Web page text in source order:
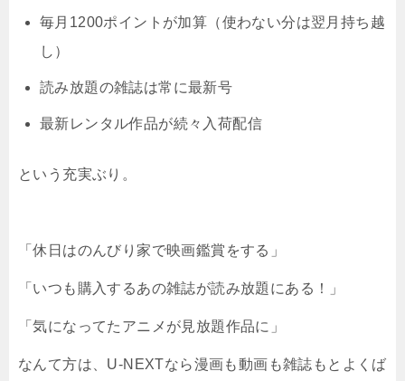
毎月1200ポイントが加算（使わない分は翌月持ち越
し）
読み放題の雑誌は常に最新号
最新レンタル作品が続々入荷配信
という充実ぶり。
「休日はのんびり家で映画鑑賞をする」
「いつも購入するあの雑誌が読み放題にある！」
「気になってたアニメが見放題作品に」
なんて方は、U-NEXTなら漫画も動画も雑誌もとよくば